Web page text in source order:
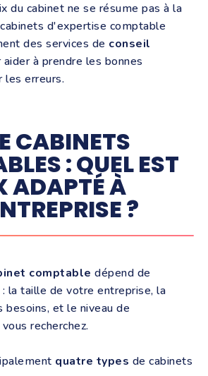
du cabinet ne se résume pas à la
d'expertise comptable
des services de conseil
aider à prendre les bonnes
les erreurs.
CABINETS
: QUEL EST
ADAPTÉ À
?
comptable dépend de
la taille de votre entreprise, la
et le niveau de
recherchez.
quatre types de cabinets